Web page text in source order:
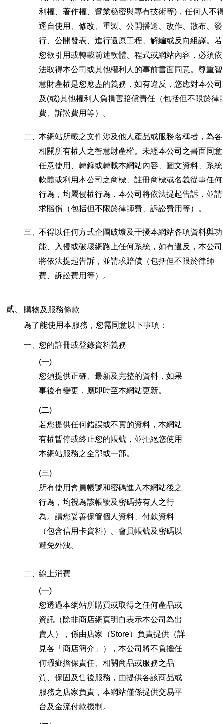
利權、著作權、營業秘密與專有技術等)，任何人不
逕自使用、修改、重製、公開播送、改作、散布、發
行、公開發表、進行還原工程、解編或反向組譯。若
您欲引用或轉載前述軟體、程式或網站內容，必須依
法取得本公司或其他權利人的事前書面同意。尊重智
慧財產權是您應盡的義務，如有違反，您應對本公司
及(或)其他權利人負損害賠償責任（包括但不限於律
費、訴訟費用等）。
二、本網站所載之文件涉及他人產品或服務名稱者，為各
相關所有權人之智慧財產權。未經本公司之書面同意
任意使用、轉錄或轉載本網站內容、圖文資料、系統
軟體或利用本公司之商標、註冊商標或名義從事任何
行為，均屬侵權行為，本公司將依法提起告訴，並請
求賠償（包括但不限於律師費、訴訟費用等）。
三、不得以任何方式企圖破壞及干擾本網站各項資料與功
能、入侵或破壞網路上任何系統，如有違反，本公司
將依法提起告訴，並請求賠償（包括但不限於律師
費、訴訟費用等）。
貳、
購物及服務條款
為了能使用本服務，您需同意以下事項：
一、您的註冊或登錄資料義務
(一)
您須提供正確、最新及完整的資料，如果
事後有變更，應即時至本網站更新。
(二)
若您提供任何錯誤或不實的資料，本網站
有權暫停或終止您的帳號，並拒絕您使用
本網站服務之全部或一部。
(三)
所有使用會員帳號和密碼進入本網站後之
行為，均視為該帳號及密碼持有人之行
為。請您妥善保管個人資料、付款資料
（包含信用卡資料）、會員帳號及密碼以
避免外洩。
二、線上消費
(一)
您透過本網站所購買或取得之任何產品或
資訊（除非商店網頁明白表示本公司為出
賣人），係由店家（Store）負責提供（詳
見各「商店簡介」），本公司將不負擔任
何瑕疵擔保責任、相關商品或服務之品
質、保固及售後服務，由提供各該商品或
服務之店家負責，本網站僅係提供交易平
台及金流付款機制。